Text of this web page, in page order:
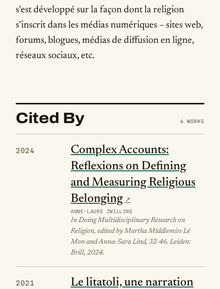
s'est développé sur la façon dont la religion
s'inscrit dans les médias numériques – sites web,
forums, blogues, médias de diffusion en ligne,
réseaux sociaux, etc.
Cited By 4 WORKS
2024
Complex Accounts:
Reflexions on Defining
and Measuring Religious
Belonging
ANNE-LAURE ZWILLING
In Doing Multidisciplinary Research on
Religion, edited by Martha Middlemiss Lé
Mon and Anna-Sara Lind, 32-46. Leiden:
Brill, 2024.
2021
Le litatoli, une narration